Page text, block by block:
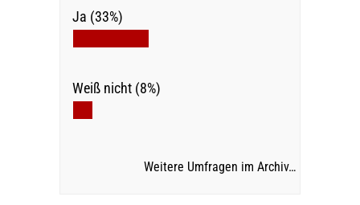
Ja (33%)
Weiß nicht (8%)
Weitere Umfragen im Archiv…